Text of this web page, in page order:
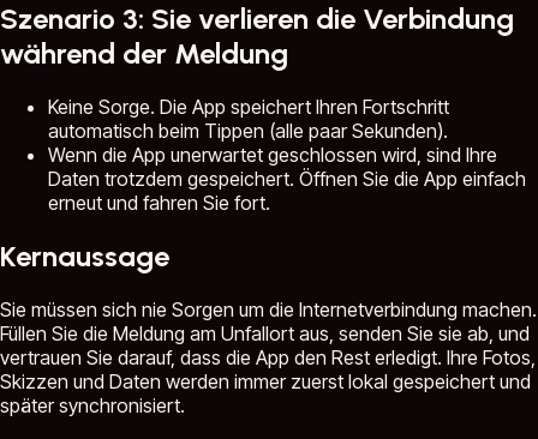
Szenario 3: Sie verlieren die Verbindung
während der Meldung
Keine Sorge. Die App speichert Ihren Fortschritt
automatisch beim Tippen (alle paar Sekunden).
Wenn die App unerwartet geschlossen wird, sind Ihre
Daten trotzdem gespeichert. Öffnen Sie die App einfach
erneut und fahren Sie fort.
Kernaussage
Sie müssen sich nie Sorgen um die Internetverbindung machen.
Füllen Sie die Meldung am Unfallort aus, senden Sie sie ab, und
vertrauen Sie darauf, dass die App den Rest erledigt. Ihre Fotos,
Skizzen und Daten werden immer zuerst lokal gespeichert und
später synchronisiert.